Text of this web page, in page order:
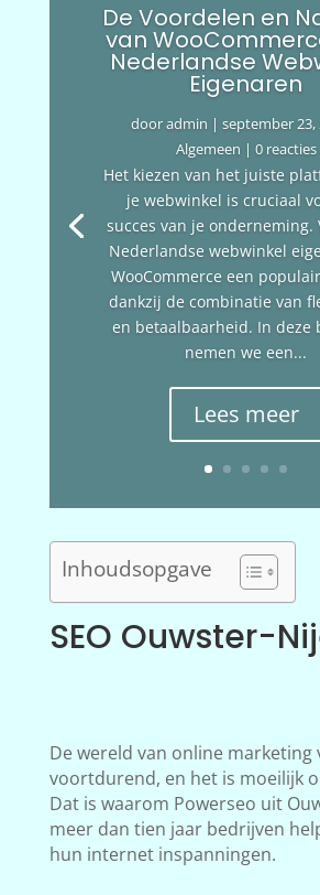
De Voordelen en
van
Nederlandse
Eigenaren
dooradmin |september 23,
Algemeen | 0 reacties
Het kiezen van het juiste
je webwinkel is cruciaal
succes van je onderneming.
Nederlandse webwinkel
WooCommerce een
dankzij de combinatie van
en betaalbaarheid. In deze
nemen we een...
Lees meer
Inhoudsopgave
SEO Ouwster-
De wereld van online
voortdurend, en het is moeilijk
Dat is waarom Powerseo uit
meer dan tien jaar bedrijven
hun internet inspanningen.